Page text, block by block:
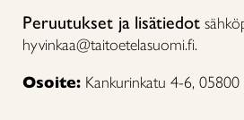
Peruutukset ja lisätiedot
hyvinkaa@taitoetelasuomi.fi.
Osoite: Kankurinkatu 4-6,